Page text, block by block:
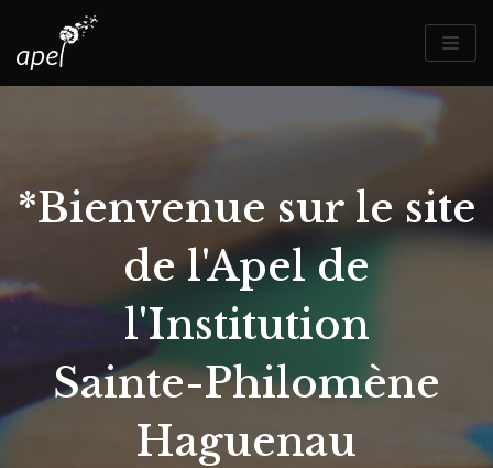
au
contenu
*Bienvenue sur le site
de l'Apel de
l'Institution
Sainte-Philomène
Haguenau